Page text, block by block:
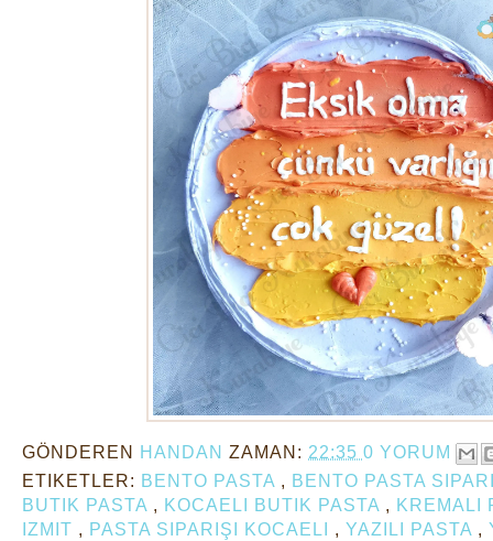
GÖNDEREN HANDAN ZAMAN: 22:35 0 YORUM
ETIKETLER: BENTO PASTA , BENTO PASTA
BUTIK PASTA , KOCAELI BUTIK PASTA , KREMALI
IZMIT , PASTA SIPARIŞI KOCAELI , YAZILI PASTA ,